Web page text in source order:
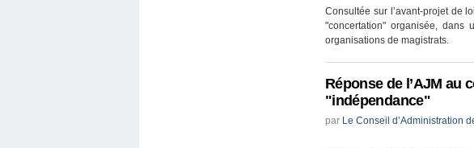
Consultée sur l’avant-projet de
"concertation" organisée, dans
organisations de magistrats.
Réponse de l’AJM au
"indépendance"
par Le Conseil d’Administration